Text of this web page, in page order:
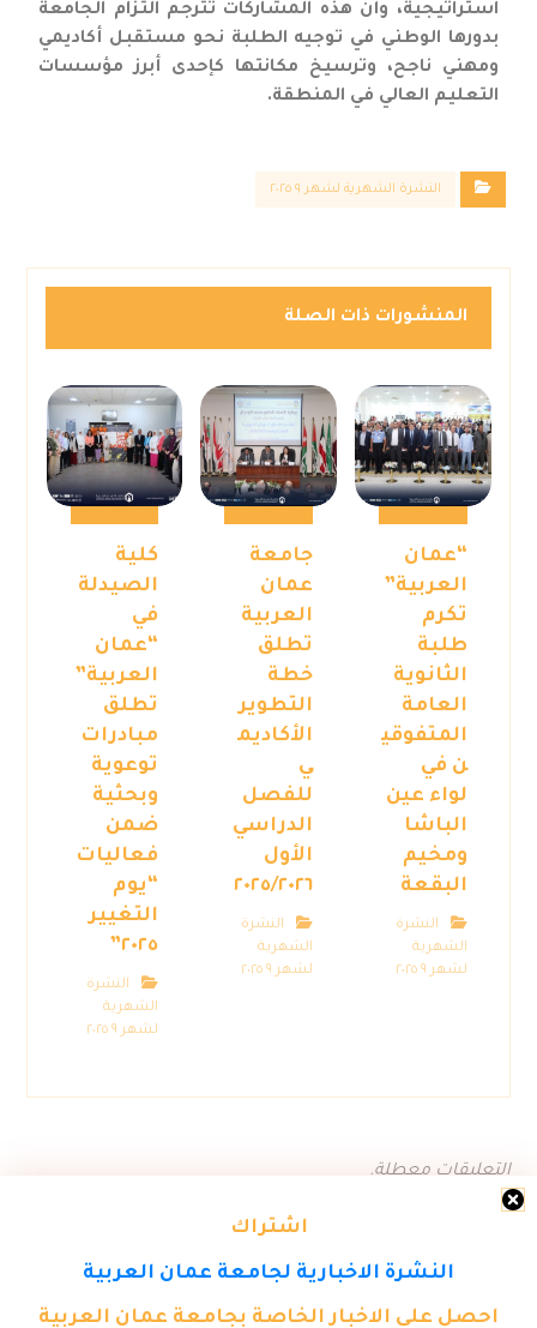
استراتيجية، وأن هذه المشاركات تترجم التزام الجامعة
بدورها الوطني في توجيه الطلبة نحو مستقبل أكاديمي
ومهني ناجح، وترسيخ مكانتها كإحدى أبرز مؤسسات
التعليم العالي في المنطقة.
اشتراك
النشرة الاخبارية لجامعة عمان العربية
احصل على الاخبار الخاصة بجامعة عمان العربية
النشرة الشهرية لشهر ٩ ٢٠٢٥
المنشورات ذات الصلة
“عمان
العربية”
تكرم
طلبة
الثانوية
العامة
المتفوقي
ن في
لواء عين
الباشا
ومخيم
البقعة
النشرة
الشهرية
لشهر ٩ ٢٠٢٥
جامعة
عمان
العربية
تطلق
خطة
التطوير
الأكاديم
ي
للفصل
الدراسي
الأول
٢٠٢٥/٢٠٢٦
النشرة
الشهرية
لشهر ٩ ٢٠٢٥
كلية
الصيدلة
في
“عمان
العربية”
تطلق
مبادرات
توعوية
وبحثية
ضمن
فعاليات
“يوم
التغيير
٢٠٢٥”
النشرة
الشهرية
لشهر ٩ ٢٠٢٥
التعليقات معطلة.